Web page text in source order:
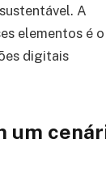
A
elementos é o
digitais
um